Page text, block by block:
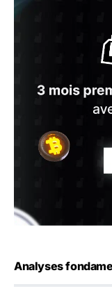
Analyses